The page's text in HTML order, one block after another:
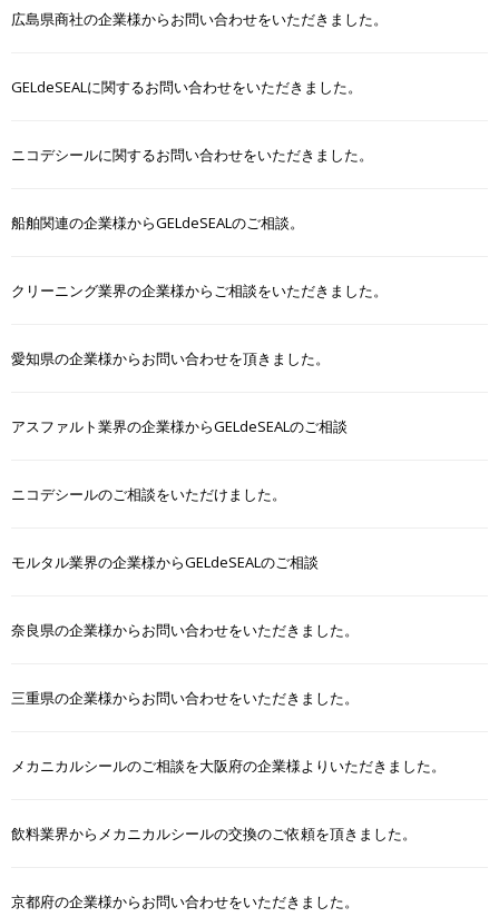
広島県商社の企業様からお問い合わせをいただきました。
GELdeSEALに関するお問い合わせをいただきました。
ニコデシールに関するお問い合わせをいただきました。
船舶関連の企業様からGELdeSEALのご相談。
クリーニング業界の企業様からご相談をいただきました。
愛知県の企業様からお問い合わせを頂きました。
アスファルト業界の企業様からGELdeSEALのご相談
ニコデシールのご相談をいただけました。
モルタル業界の企業様からGELdeSEALのご相談
奈良県の企業様からお問い合わせをいただきました。
三重県の企業様からお問い合わせをいただきました。
メカニカルシールのご相談を大阪府の企業様よりいただきました。
飲料業界からメカニカルシールの交換のご依頼を頂きました。
京都府の企業様からお問い合わせをいただきました。